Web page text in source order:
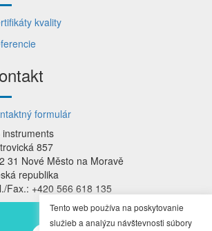
kvality
formulár
instruments
857
31 Nové Město na Moravě
republika
Fax.: +420 566 618 135
Tento web používa na poskytovanie
služieb a analýzu návštevnosti súbory